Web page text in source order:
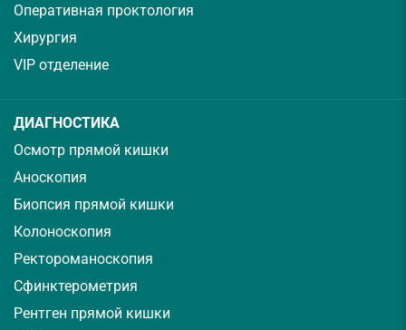
Оперативная проктология
Хирургия
VIP отделение
ДИАГНОСТИКА
Осмотр прямой кишки
Аноскопия
Биопсия прямой кишки
Колоноскопия
Ректороманоскопия
Сфинктерометрия
Рентген прямой кишки